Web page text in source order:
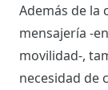
Además de la
mensajería -
movilidad-,
necesidad de